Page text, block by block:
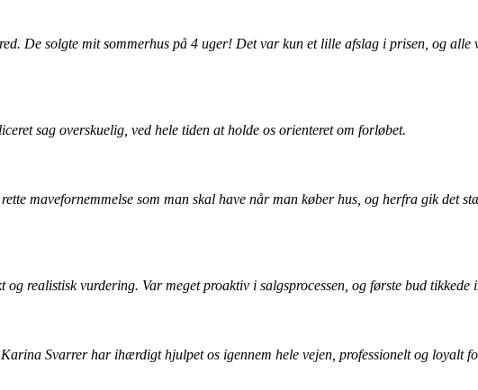
De solgte mit sommerhus på 4 uger! Det var kun et lille afslag i prisen, og
sag overskuelig, ved hele tiden at holde os orienteret om forløbet.
mavefornemmelse som man skal have når man køber hus, og herfra gik det
realistisk vurdering. Var meget proaktiv i salgsprocessen, og første bud
Svarrer har ihærdigt hjulpet os igennem hele vejen, professionelt og loyalt